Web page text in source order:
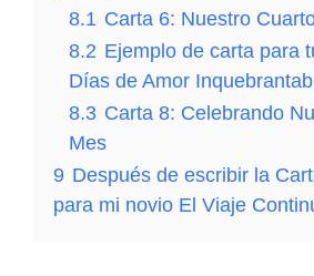
8.1 Carta 6: Nuestro
8.2 Ejemplo de carta para
Días de Amor
8.3 Carta 8: Celebrando
Mes
9 Después de escribir la
para mi novio El Viaje